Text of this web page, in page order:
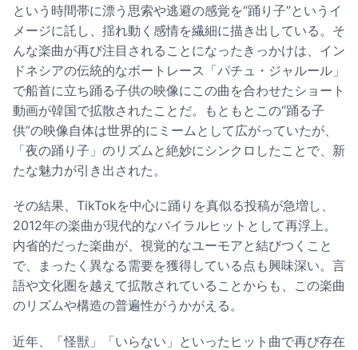
という時間帯に漂う思索や逃避の感覚を“踊り子”というイ
メージに託し、揺れ動く感情を繊細に描き出している。そ
んな楽曲が再び注目されることになったきっかけは、イン
ドネシアの伝統的なボートレース「パチュ・ジャルール」
で船首に立ち踊る子供の映像にこの曲を合わせたショート
動画が韓国で拡散されたことだ。もともとこの“踊る子
供”の映像自体は世界的にミームとして広がっていたが、
「夜の踊り子」のリズムと絶妙にシンクロしたことで、新
たな魅力が引き出された。
その結果、TikTokを中心に踊りを真似る投稿が急増し、
2012年の楽曲が現代的なバイラルヒットとして再浮上。
内省的だった楽曲が、視覚的なユーモアと結びつくこと
で、まったく異なる需要を獲得している点も興味深い。言
語や文化圏を越えて拡散されていることからも、この楽曲
のリズムや構造の普遍性がうかがえる。
近年、「怪獣」「いらない」といったヒット曲で再び存在